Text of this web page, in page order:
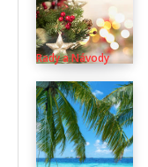
Rady a Návody